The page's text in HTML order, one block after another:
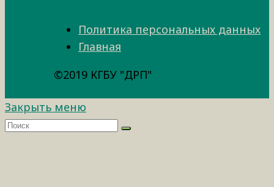
Политика персональных данных
Главная
©2019 КГБУ "ДРП"
Закрыть меню